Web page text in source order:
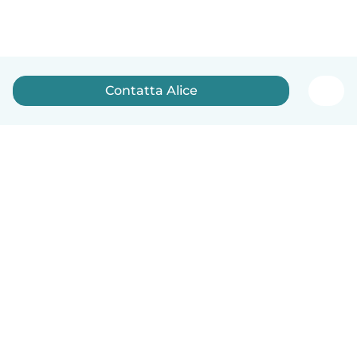
Contatta Alice